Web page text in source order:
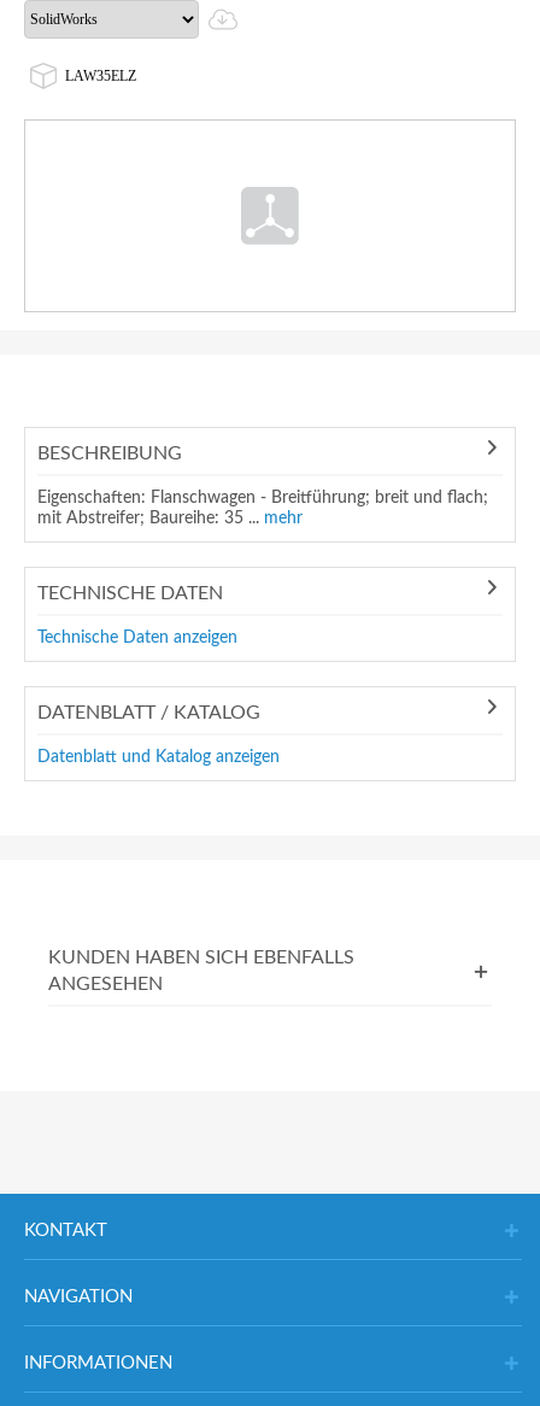
LAW35ELZ
BESCHREIBUNG
Eigenschaften: Flanschwagen - Breitführung; breit und flach;
mit Abstreifer; Baureihe: 35 ... mehr
TECHNISCHE DATEN
Technische Daten anzeigen
DATENBLATT / KATALOG
Datenblatt und Katalog anzeigen
KUNDEN HABEN SICH EBENFALLS
ANGESEHEN
KONTAKT
NAVIGATION
INFORMATIONEN